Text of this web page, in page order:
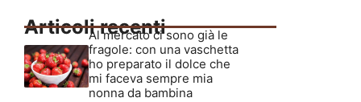
Articoli recenti
Al mercato ci sono già le
fragole: con una vaschetta
ho preparato il dolce che
mi faceva sempre mia
nonna da bambina